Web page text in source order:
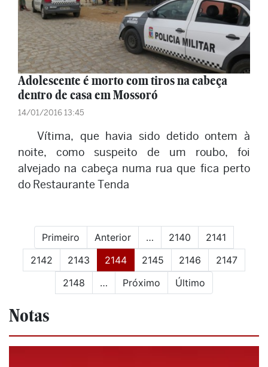
Adolescente é morto com tiros na cabeça
dentro de casa em Mossoró
14/01/2016 13:45
Vítima, que havia sido detido ontem à
noite, como suspeito de um roubo, foi
alvejado na cabeça numa rua que fica perto
do Restaurante Tenda
Primeiro Anterior … 2140
2141
2142
2143 2144(current)
2145 2146
2147
2148
… Próximo Último
Notas